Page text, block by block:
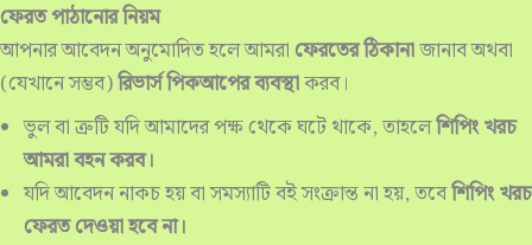
ফেরত পাঠানোর নিয়ম
আপনার আবেদন অনুমোদিত হলে আমরা ফেরতের ঠিকানাজানাব অথবা
(যেখানে সম্ভব)রিভার্স পিকআপের ব্যবস্থাকরব।
ভুল বা ত্রুটি যদি আমাদের পক্ষ থেকে ঘটে থাকে, তাহলেশিপিং খরচ
আমরা বহন করব।
যদি আবেদন নাকচ হয় বা সমস্যাটি বই সংক্রান্ত না হয়, তবেশিপিং খরচ
ফেরত দেওয়া হবে না।